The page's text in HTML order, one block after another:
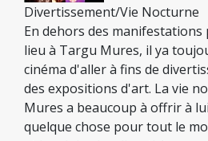
Divertissement/Vie Nocturne
En dehors des
lieu à Targu Mures, il ya
cinéma d'aller à fins de
des expositions d'art. La vie
Mures a beaucoup à offrir à
quelque chose pour tout le